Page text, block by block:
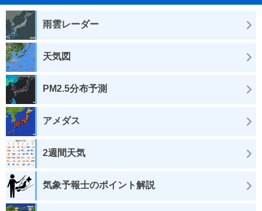
雨雲レーダー
天気図
PM2.5分布予測
アメダス
2週間天気
気象予報士のポイント解説